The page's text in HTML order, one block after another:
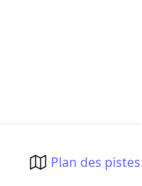
Plan des pistes